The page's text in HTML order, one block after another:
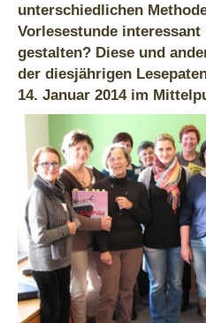
unterschiedlichen
Vorlesestunde interessant
gestalten? Diese und
der diesjährigen
14. Januar 2014 im